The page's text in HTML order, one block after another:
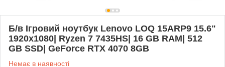
Б/в Ігровий ноутбук Lenovo LOQ 15ARP9 15.6"
1920x1080| Ryzen 7 7435HS| 16 GB RAM| 512
GB SSD| GeForce RTX 4070 8GB
Немає в наявності